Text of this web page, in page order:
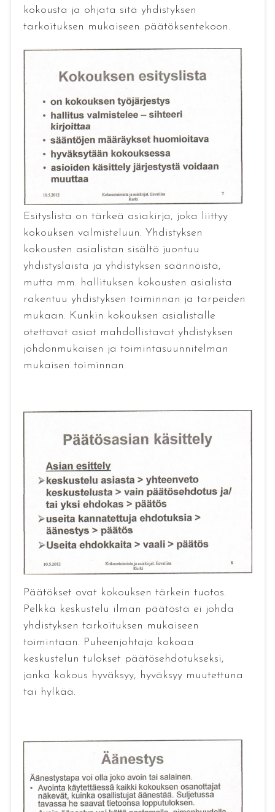
kokousta ja ohjata sitä yhdistyksen
tarkoituksen mukaiseen päätöksentekoon.
Esityslista on tärkeä asiakirja, joka liittyy
kokouksen valmisteluun. Yhdistyksen
kokousten asialistan sisältö juontuu
yhdistyslaista ja yhdistyksen säännöistä,
mutta mm. hallituksen kokousten asialista
rakentuu yhdistyksen toiminnan ja tarpeiden
mukaan. Kunkin kokouksen asialistalle
otettavat asiat mahdollistavat yhdistyksen
johdonmukaisen ja toimintasuunnitelman
mukaisen toiminnan.
Päätökset ovat kokouksen tärkein tuotos.
Pelkkä keskustelu ilman päätöstä ei johda
yhdistyksen tarkoituksen mukaiseen
toimintaan. Puheenjohtaja kokoaa
keskustelun tulokset päätösehdotukseksi,
jonka kokous hyväksyy, hyväksyy muutettuna
tai hylkää.